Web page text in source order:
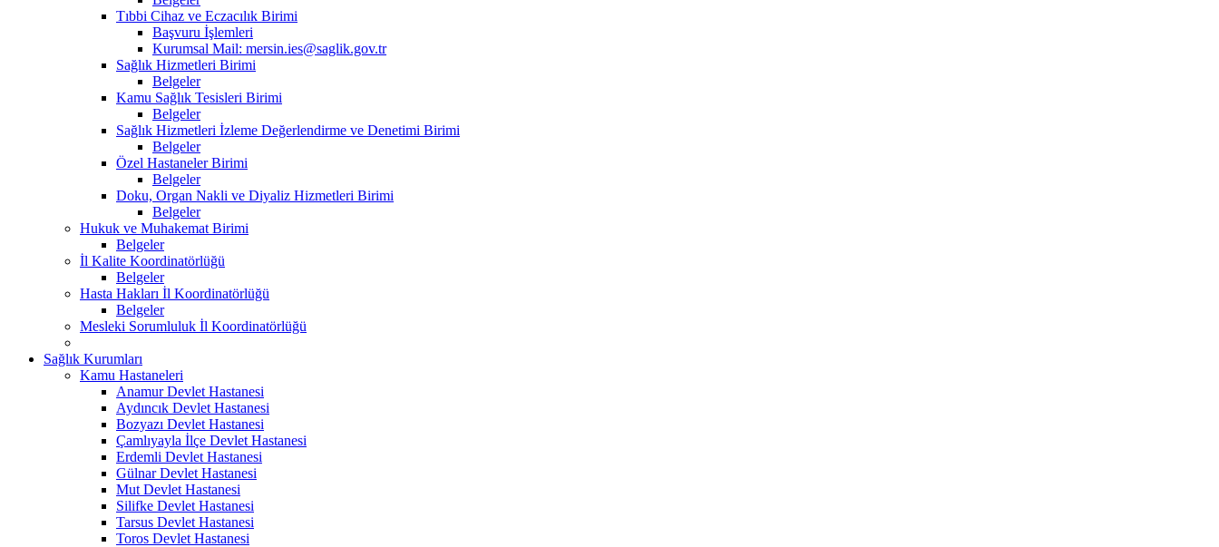
Tıbbi Cihaz ve Eczacılık Birimi
Başvuru İşlemleri
Kurumsal Mail: mersin.ies@saglik.gov.tr
Sağlık Hizmetleri Birimi
Belgeler
Kamu Sağlık Tesisleri Birimi
Belgeler
Sağlık Hizmetleri İzleme Değerlendirme ve Denetimi Birimi
Belgeler
Özel Hastaneler Birimi
Belgeler
Doku, Organ Nakli ve Diyaliz Hizmetleri Birimi
Belgeler
Hukuk ve Muhakemat Birimi
Belgeler
İl Kalite Koordinatörlüğü
Belgeler
Hasta Hakları İl Koordinatörlüğü
Belgeler
Mesleki Sorumluluk İl Koordinatörlüğü
Sağlık Kurumları
Kamu Hastaneleri
Anamur Devlet Hastanesi
Aydıncık Devlet Hastanesi
Bozyazı Devlet Hastanesi
Çamlıyayla İlçe Devlet Hastanesi
Erdemli Devlet Hastanesi
Gülnar Devlet Hastanesi
Mut Devlet Hastanesi
Silifke Devlet Hastanesi
Tarsus Devlet Hastanesi
Toros Devlet Hastanesi